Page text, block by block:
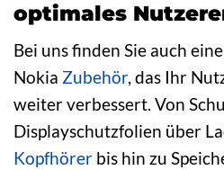
optimales
Bei uns finden Sie auch
Nokia Zubehör, das Ihr
weiter verbessert. Von
Displayschutzfolien über
Kopfhörer bis hin zu